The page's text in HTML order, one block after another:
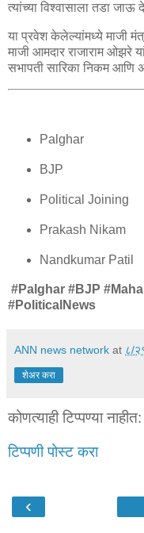
त्यांच्या विश्वासाला तडा जाऊ
या प्रवेश केलेल्यांमध्ये माजी
माजी आमदार राजाराम ओझरे
सभापती सारिका निकम आणि
Palghar
BJP
Political Joining
Prakash Nikam
Nandkumar Patil
#Palghar #BJP
#PoliticalNews
ANN news network at ८/
शेअर करा
कोणत्याही टिप्पण्‍या नाहीत:
टिप्पणी पोस्ट करा
‹